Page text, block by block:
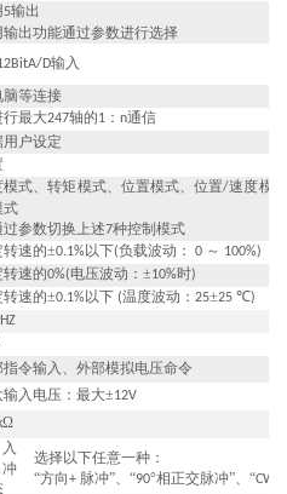
5输出
输出功能通过参数进行选择
D输入
脑等连接
行最大247轴的1 ： n通信
用户设定
模式、转矩模式、位置模式、位置/速度模
式
过参数切换上述7种控制模式
转速的±0.1%以下(负载波动： 0 ～ 100%)
转速的0%(电压波动：±10%时)
转速的±0.1%以下 (温度波动： 25±25 ℃)
指令输入、外部模拟电压命令
输入电压：最大±12V
Ω
选择以下任意一种：
“方向+ 脉冲”、“90°相正交脉冲”、“